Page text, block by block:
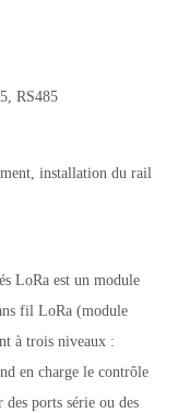
RS485
installation du rail
LoRa est un module
fil LoRa (module
à trois niveaux :
en charge le contrôle
des ports série ou des